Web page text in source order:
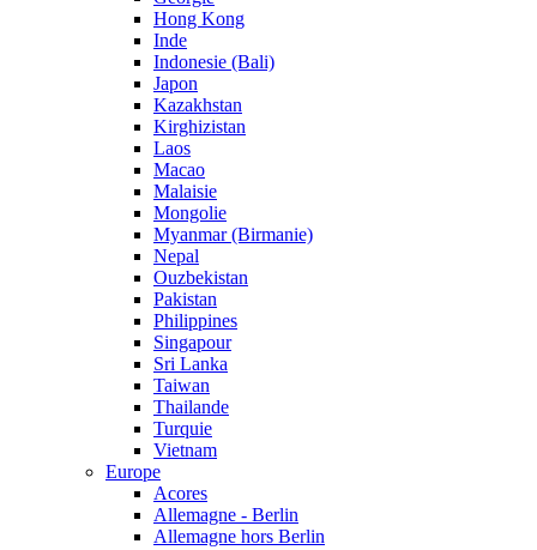
Hong Kong
Inde
Indonesie (Bali)
Japon
Kazakhstan
Kirghizistan
Laos
Macao
Malaisie
Mongolie
Myanmar (Birmanie)
Nepal
Ouzbekistan
Pakistan
Philippines
Singapour
Sri Lanka
Taiwan
Thailande
Turquie
Vietnam
Europe
Acores
Allemagne - Berlin
Allemagne hors Berlin